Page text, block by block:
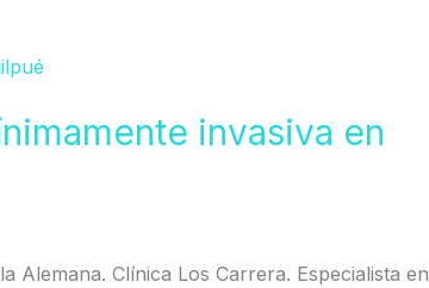
invasiva en
Alemana. Clínica Los Carrera. Especialista en